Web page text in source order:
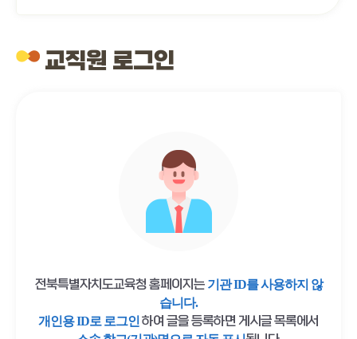
교직원 로그인
전북특별자치도교육청 홈페이지는 기관 ID를 사용하지 않
습니다.
개인용 ID로 로그인 하여 글을 등록하면 게시글 목록에서